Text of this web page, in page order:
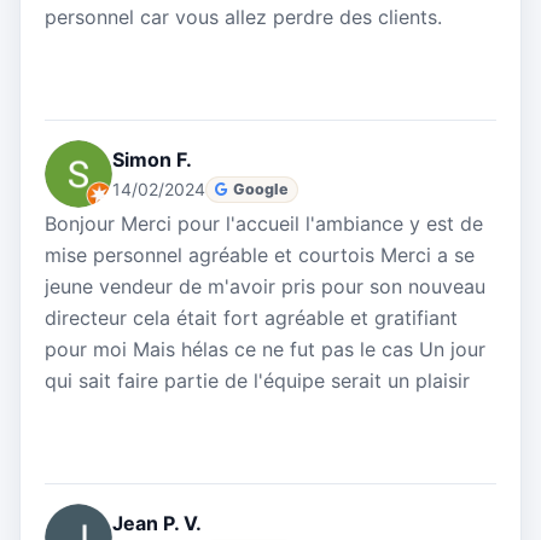
personnel car vous allez perdre des clients.
Simon F.
14/02/2024 Google
Bonjour Merci pour l'accueil l'ambiance y est de
mise personnel agréable et courtois Merci a se
jeune vendeur de m'avoir pris pour son nouveau
directeur cela était fort agréable et gratifiant
pour moi Mais hélas ce ne fut pas le cas Un jour
qui sait faire partie de l'équipe serait un plaisir
Jean P. V.